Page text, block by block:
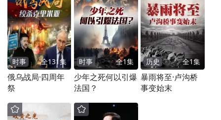
时事 全131集
俄乌战局·四周年
祭
时事 全1集
少年之死何以引爆
法国？
历史 全1集
暴雨将至·卢沟桥
事变始末